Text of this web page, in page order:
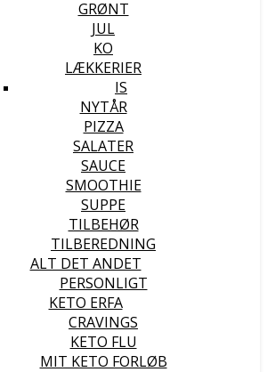
GRØNT
JUL
KO
LÆKKERIER
IS
NYTÅR
PIZZA
SALATER
SAUCE
SMOOTHIE
SUPPE
TILBEHØR
TILBEREDNING
ALT DET ANDET
PERSONLIGT
KETO ERFA
CRAVINGS
KETO FLU
MIT KETO FORLØB